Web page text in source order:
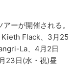
ーが開催される。
Kieth Flack、3月25
La、4月2日
23日(水・祝)昼